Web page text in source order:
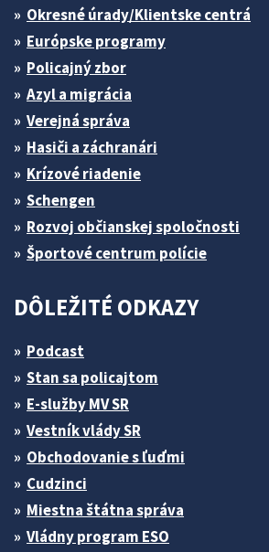
Okresné úrady/Klientske centrá
Európske programy
Policajný zbor
Azyl a migrácia
Verejná správa
Hasiči a záchranári
Krízové riadenie
Schengen
Rozvoj občianskej spoločnosti
Športové centrum polície
DÔLEŽITÉ ODKAZY
Podcast
Stan sa policajtom
E-služby MV SR
Vestník vlády SR
Obchodovanie s ľuďmi
Cudzinci
Miestna štátna správa
Vládny program ESO